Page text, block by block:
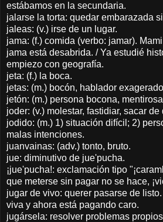
estábamos en la secundaria.
jalarse la torta: quedar embarazada
jaleas: (v.) irse de un lugar.
jama: (f.) comida (verbo: jamar).
jama está desabrida. / Ya estudié
empiezo con geografía.
jeta: (f.) la boca.
jetas: (m.) bocón, hablador
jetón: (m.) persona bocona,
joder: (v.) molestar, fastidiar, sacar de
jodido: (m.) 1) situación difícil; 2)
malas intenciones.
juanvainas: (adv.) tonto, bruto.
jue: diminutivo de jue'pucha.
¡jue'pucha!: exclamación tipo
que meterse sin pagar no se hace,
jugar de vivo: querer pasarse de
viva y ahora está pagando caro.
jugársela: resolver problemas